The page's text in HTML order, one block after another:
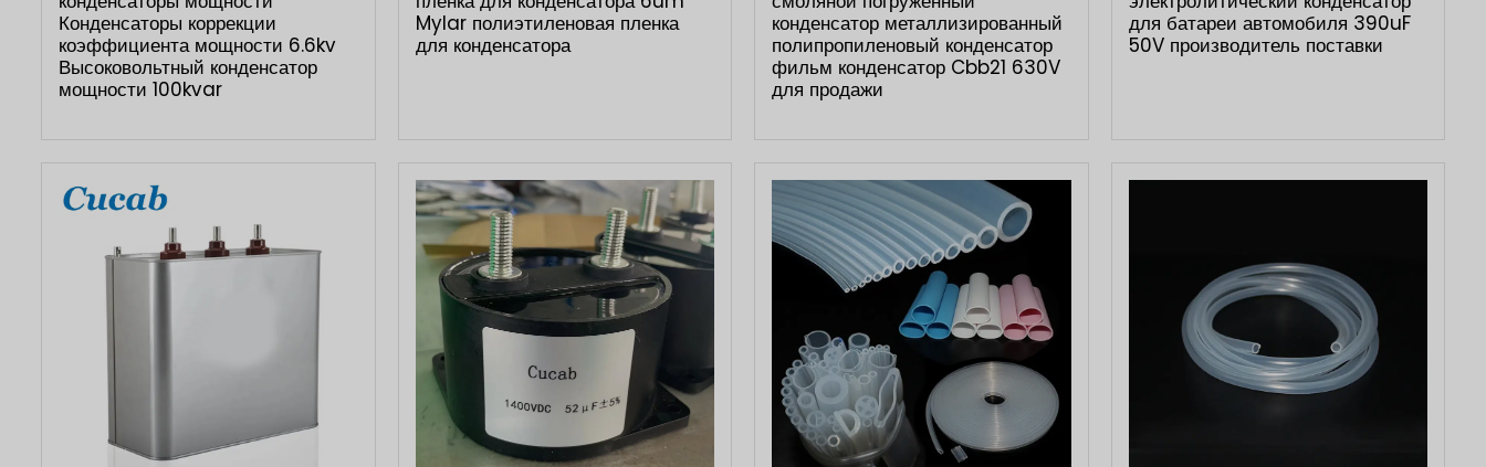
Конденсаторы коррекции
коэффициента мощности 6.6kv
Высоковольтный конденсатор
мощности 100kvar
Mylar полиэтиленовая пленка
для конденсатора
конденсатор металлизированный
полипропиленовый конденсатор
фильм конденсатор Cbb21 630V
для продажи
для батареи автомобиля 390uF
50V производитель поставки